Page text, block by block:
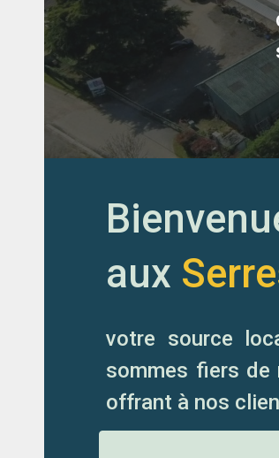
aux
votre source
sommes fiers de
offrant à nos